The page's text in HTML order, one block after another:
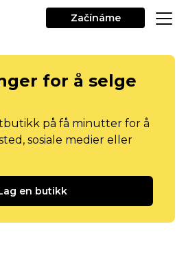
Začínáme
for å selge
på få minutter for å
sosiale medier eller
en butikk